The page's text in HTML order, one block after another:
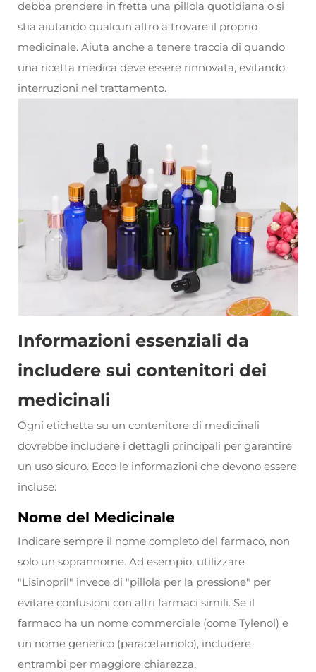
debba prendere in fretta una pillola quotidiana o si
stia aiutando qualcun altro a trovare il proprio
medicinale. Aiuta anche a tenere traccia di quando
una ricetta medica deve essere rinnovata, evitando
interruzioni nel trattamento.
Informazioni essenziali da
includere sui contenitori dei
medicinali
Ogni etichetta su un contenitore di medicinali
dovrebbe includere i dettagli principali per garantire
un uso sicuro. Ecco le informazioni che devono essere
incluse:
Nome del Medicinale
Indicare sempre il nome completo del farmaco, non
solo un soprannome. Ad esempio, utilizzare
"Lisinopril" invece di "pillola per la pressione" per
evitare confusioni con altri farmaci simili. Se il
farmaco ha un nome commerciale (come Tylenol) e
un nome generico (paracetamolo), includere
entrambi per maggiore chiarezza.